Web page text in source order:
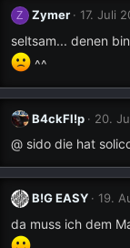
Z Zymer 17. Juli
seltsam... denen
^^
B4ckFl!p 20.
@ sido die hat
B!G EASY 19.
da muss ich dem